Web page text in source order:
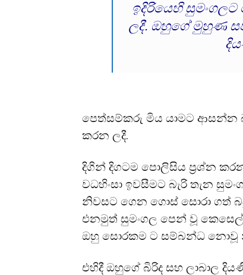
ඉදිරියෙහි
ලදී. ඔහුගේ මුහුණ
පෙත්සම්කරු මිය යාමට ආසන්න
කරන ලදී.
දිගින් දිගටම පොලිසිය ප්‍රශ්න
වධහිංසා ඉවසීමට බැරි තැන
නිවසට ගෙන ගොස් සොරා ගත්
එනමුත් සුමංගල පෙන් වූ
ඔහු සොරකම ට සම්බන්ධ නොවූ
එහිදී ඔහුගේ බිරිද සහ ලාබාල